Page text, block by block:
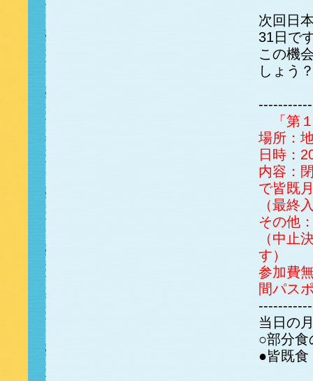
次回日
31日で
この機
しょう
「第
場所：
日時：
内容：
で皆既
（最終
その他
（中止
す）
参加費
間パス
当日の
○部分食
●皆既食